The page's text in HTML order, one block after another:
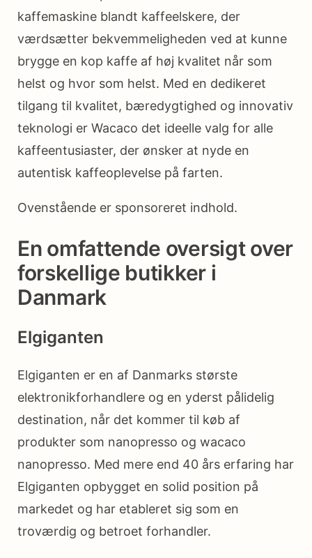
kaffemaskine blandt kaffeelskere, der
værdsætter bekvemmeligheden ved at kunne
brygge en kop kaffe af høj kvalitet når som
helst og hvor som helst. Med en dedikeret
tilgang til kvalitet, bæredygtighed og innovativ
teknologi er Wacaco det ideelle valg for alle
kaffeentusiaster, der ønsker at nyde en
autentisk kaffeoplevelse på farten.
Ovenstående er sponsoreret indhold.
En omfattende oversigt over
forskellige butikker i
Danmark
Elgiganten
Elgiganten er en af Danmarks største
elektronikforhandlere og en yderst pålidelig
destination, når det kommer til køb af
produkter som nanopresso og wacaco
nanopresso. Med mere end 40 års erfaring har
Elgiganten opbygget en solid position på
markedet og har etableret sig som en
troværdig og betroet forhandler.